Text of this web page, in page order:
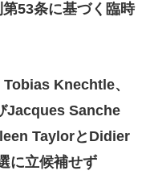
53条に基づく臨時
Knechtle、
Jacques Sanche
TaylorとDidier
に立候補せず